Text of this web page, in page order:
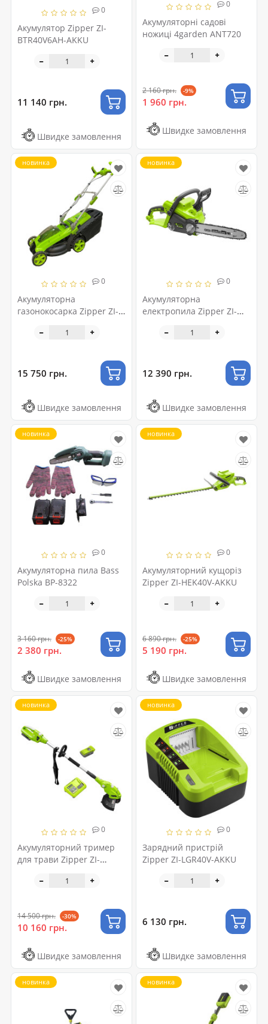
0
Акумулятор Zipper ZI-
BTR40V6AH-AKKU
11 140 грн.
Швидке замовлення
0
Акумуляторні садові
ножиці 4garden ANT720
2 160 грн. -9%
1 960 грн.
Швидке замовлення
0
Акумуляторна
газонокосарка Zipper ZI-
новинка
15 750 грн.
Швидке замовлення
0
Акумуляторна
електропила Zipper ZI-
новинка
12 390 грн.
Швидке замовлення
0
Акумуляторна пила Bass
Polska BP-8322
новинка
3 160 грн. -25%
2 380 грн.
Швидке замовлення
0
Акумуляторний кущоріз
Zipper ZI-HEK40V-AKKU
новинка
6 890 грн. -25%
5 190 грн.
Швидке замовлення
0
Акумуляторний тример
для трави Zipper ZI-
новинка
14 500 грн. -30%
10 160 грн.
Швидке замовлення
0
Зарядний пристрій
Zipper ZI-LGR40V-AKKU
новинка
6 130 грн.
Швидке замовлення
новинка новинка